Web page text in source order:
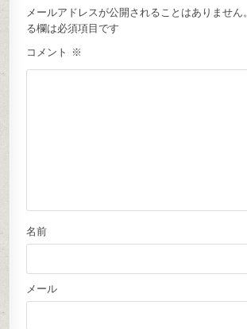
メールアドレスが公開されることはありません。
る欄は必須項目です
コメント ※
名前
メール